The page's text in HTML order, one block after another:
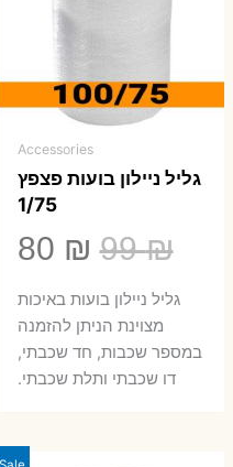
Accessories
גליל ניילון בועות פצפץ
1/75
99₪
המחיר
המקורי
היה:
99 ₪.
80 ₪
גליל ניילון בועות באיכות
מצוינת הניתן להזמנה
במספר שכבות, חד שכבתי,
דו שכבתי ותלת שכבתי.